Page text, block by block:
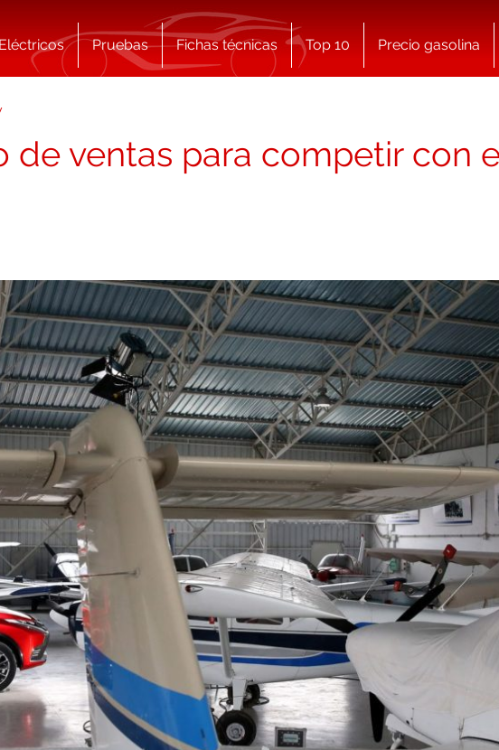
Eléctricos Pruebas Fichas técnicas Top 10 Precio gasolina
de ventas para competir con